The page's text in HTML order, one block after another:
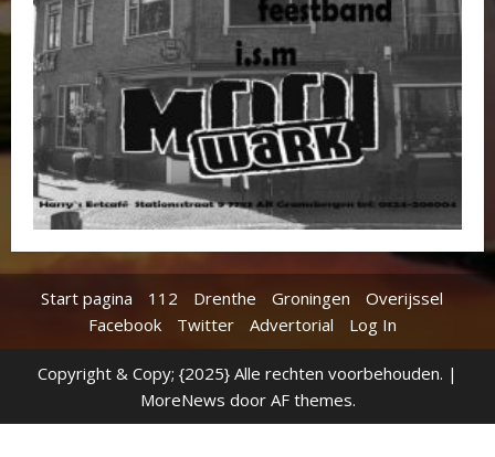
Start pagina 112 Drenthe Groningen
Overijssel
Facebook
Twitter Advertorial Log In
Copyright & Copy; {2025} Alle rechten voorbehouden. |
MoreNews door AF themes.